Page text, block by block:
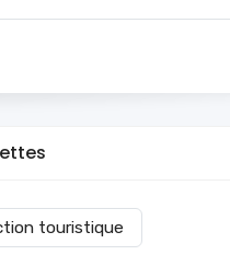
touristique